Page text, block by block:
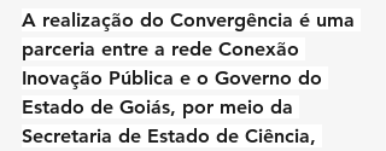
A realização do Convergência é uma
parceria entre a rede Conexão
Inovação Pública e o Governo do
Estado de Goiás, por meio da
Secretaria de Estado de Ciência,